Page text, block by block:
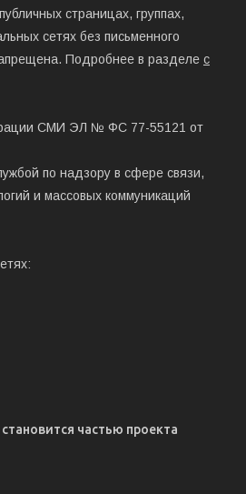
страницах, группах,
сетях без письменного
Подробнее в разделе с
СМИ ЭЛ № ФС 77-55121 от
по надзору в сфере связи,
и массовых коммуникаций
частью проекта